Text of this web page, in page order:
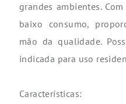
grandes ambientes.
baixo consumo,
mão da qualidade.
indicada para uso
Características: